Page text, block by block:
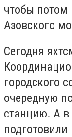
чтобы потом
Азовского
Сегодня
городского
очередную
станцию. А в